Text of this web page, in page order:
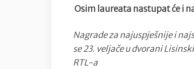
Osim laureata nastupat će i
Nagrade za najuspješnije i
se 23. veljače u dvorani
RTL-a